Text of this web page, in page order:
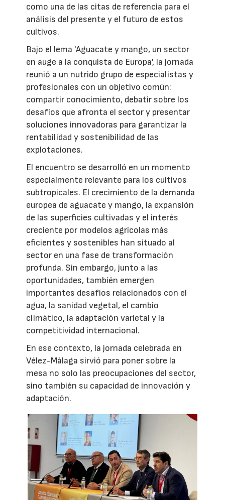
como una de las citas de referencia para el
análisis del presente y el futuro de estos
cultivos.
Bajo el lema 'Aguacate y mango, un sector
en auge a la conquista de Europa', la jornada
reunió a un nutrido grupo de especialistas y
profesionales con un objetivo común:
compartir conocimiento, debatir sobre los
desafíos que afronta el sector y presentar
soluciones innovadoras para garantizar la
rentabilidad y sostenibilidad de las
explotaciones.
El encuentro se desarrolló en un momento
especialmente relevante para los cultivos
subtropicales. El crecimiento de la demanda
europea de aguacate y mango, la expansión
de las superficies cultivadas y el interés
creciente por modelos agrícolas más
eficientes y sostenibles han situado al
sector en una fase de transformación
profunda. Sin embargo, junto a las
oportunidades, también emergen
importantes desafíos relacionados con el
agua, la sanidad vegetal, el cambio
climático, la adaptación varietal y la
competitividad internacional.
En ese contexto, la jornada celebrada en
Vélez-Málaga sirvió para poner sobre la
mesa no solo las preocupaciones del sector,
sino también su capacidad de innovación y
adaptación.